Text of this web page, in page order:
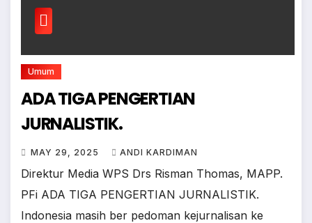
Umum
ADA TIGA PENGERTIAN
JURNALISTIK.
MAY 29, 2025 ANDI KARDIMAN
Direktur Media WPS Drs Risman Thomas, MAPP.
PFi ADA TIGA PENGERTIAN JURNALISTIK.
Indonesia masih ber pedoman kejurnalisan ke